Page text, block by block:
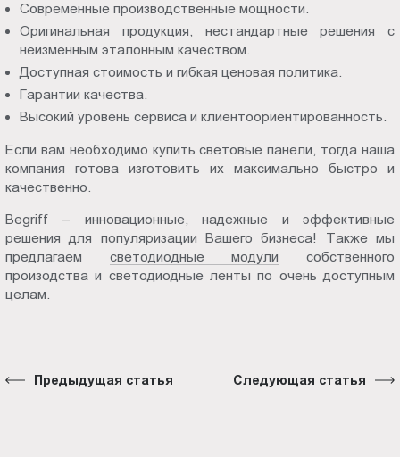
Современные производственные мощности.
Оригинальная продукция, нестандартные решения с
неизменным эталонным качеством.
Доступная стоимость и гибкая ценовая политика.
Гарантии качества.
Высокий уровень сервиса и клиентоориентированность.
Если вам необходимо купить световые панели, тогда наша
компания готова изготовить их максимально быстро и
качественно.
Begriff – инновационные, надежные и эффективные
решения для популяризации Вашего бизнеса! Также мы
предлагаем светодиодные модули собственного
произодства и светодиодные ленты по очень доступным
целам.
Предыдущая статья Следующая статья